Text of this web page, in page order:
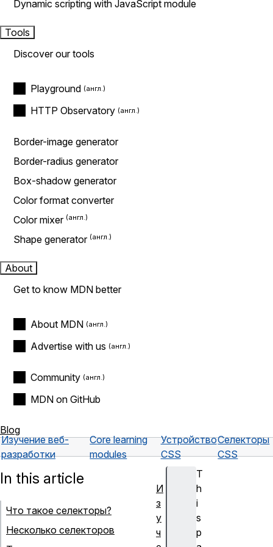
Dynamic scripting with JavaScript module
Tools
Discover our tools
Playground
HTTP Observatory
Border-image generator
Border-radius generator
Box-shadow generator
Color format converter
Color mixer
Shape generator
About
Get to know MDN better
About MDN
Advertise with us
Community
MDN on GitHub
Blog
Изучение веб-
разработки
Core learning
modules
Устройство
CSS
Селекторы
CSS
T
h
i
s
p
In this article
Что такое селекторы?
Несколько селекторов
И
з
у
ч